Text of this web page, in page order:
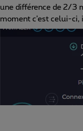
une différence de 2/3
moment c’est celui-ci,